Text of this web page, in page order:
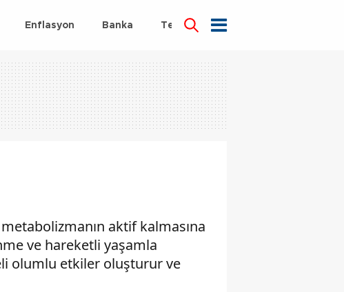
Enflasyon Banka Teknoloji
aktif kalmasına
ve hareketli yaşamla
olumlu etkiler oluşturur ve